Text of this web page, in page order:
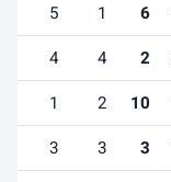
6
1
5
2
4
4
10
2
1
3
3
3